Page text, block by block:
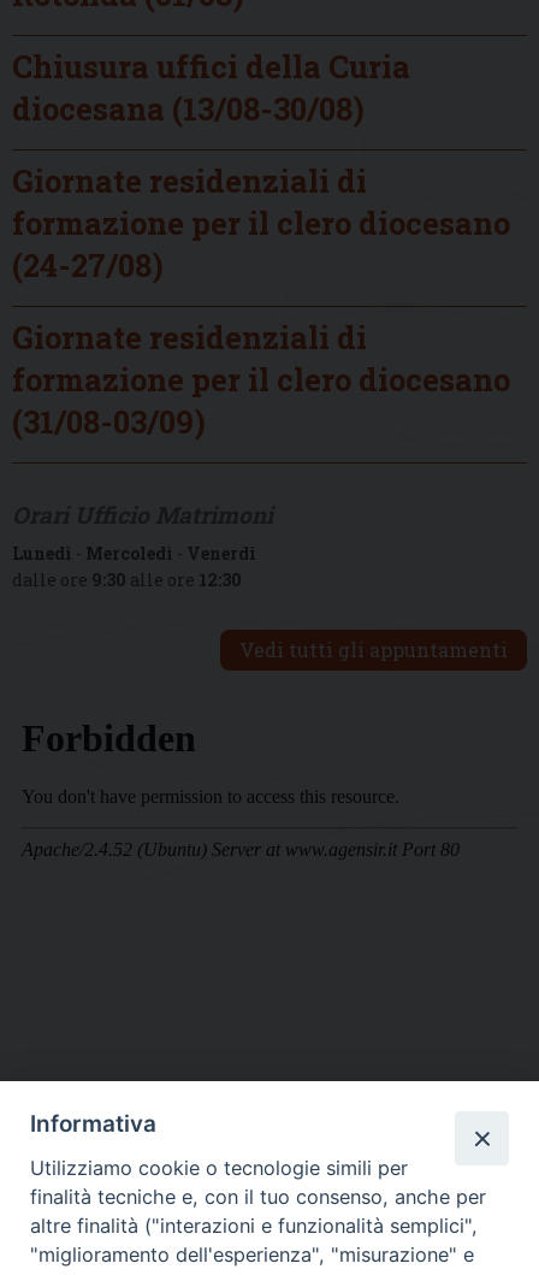
Chiusura uffici della Curia
diocesana (13/08-30/08)
Giornate residenziali di
formazione per il clero diocesano
(24-27/08)
Giornate residenziali di
formazione per il clero diocesano
(31/08-03/09)
Lunedì - Mercoledì - Venerdì
dalle ore 9:30 alle ore 12:30
Vedi tutti gli appuntamenti
DIOCESI SUBURBICARIA DI ALBANO
Contatti:Tel.: 06.93268401 - Fax.: 06.9323844
E-mail:curia@diocesidialbano.it
Informativa
Utilizziamo cookie o tecnologie simili per
finalità tecniche e, con il tuo consenso, anche per
altre finalità ("interazioni e funzionalità semplici",
"miglioramento dell'esperienza", "misurazione" e